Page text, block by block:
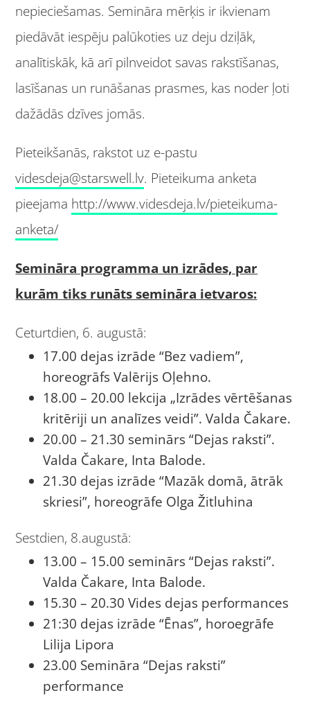
nepieciešamas. Semināra mērķis ir ikvienam
piedāvāt iespēju palūkoties uz deju dziļāk,
analītiskāk, kā arī pilnveidot savas rakstīšanas,
lasīšanas un runāšanas prasmes, kas noder ļoti
dažādās dzīves jomās.
Pieteikšanās, rakstot uz e-pastu
videsdeja@starswell.lv. Pieteikuma anketa
pieejama http://www.videsdeja.lv/pieteikuma-
anketa/
Semināra programma un izrādes, par
kurām tiks runāts semināra ietvaros:
Ceturtdien, 6. augustā:
17.00 dejas izrāde “Bez vadiem”,
horeogrāfs Valērijs Oļehno.
18.00 – 20.00 lekcija „Izrādes vērtēšanas
kritēriji un analīzes veidi”. Valda Čakare.
20.00 – 21.30 seminārs “Dejas raksti”.
Valda Čakare, Inta Balode.
21.30 dejas izrāde “Mazāk domā, ātrāk
skriesi”, horeogrāfe Olga Žitluhina
Sestdien, 8.augustā:
13.00 – 15.00 seminārs “Dejas raksti”.
Valda Čakare, Inta Balode.
15.30 – 20.30 Vides dejas performances
21:30 dejas izrāde “Ēnas”, horoegrāfe
Lilija Lipora
23.00 Semināra “Dejas raksti”
performance